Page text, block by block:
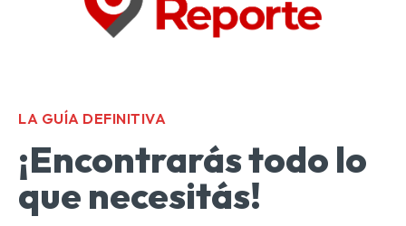
LA GUÍA DEFINITIVA
¡Encontrarás todo lo
que necesitás!